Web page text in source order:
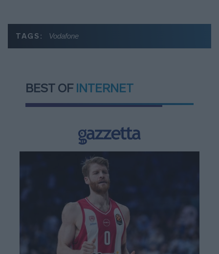
TAGS: Vodafone
BEST OF INTERNET